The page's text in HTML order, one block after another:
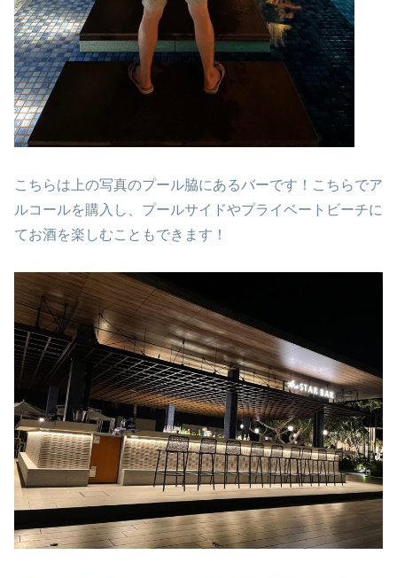
こちらは上の写真のプール脇にあるバーです！こちらでア
ルコールを購入し、プールサイドやプライベートビーチに
てお酒を楽しむこともできます！